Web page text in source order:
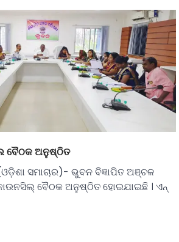
ବୈଠକ ଅନୁଷ୍ଠିତ
ସମାଚାର)- ଭୁବନ ବିଜ୍ଞାପିତ ଅଞ୍ଚଳ
ବୈଠକ ଅନୁଷ୍ଠିତ ହୋଇଯାଇଛି । ଏନ୍